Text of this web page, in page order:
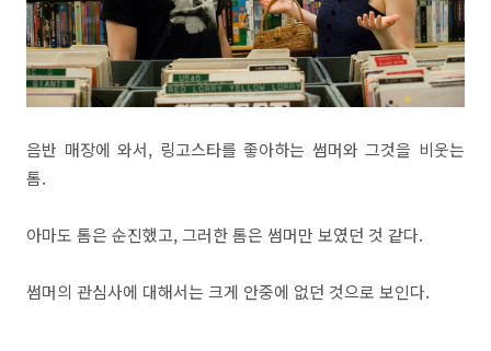
음반 매장에 와서, 링고스타를 좋아하는 썸머와 그것을 비웃는
톰.
아마도 톰은 순진했고, 그러한 톰은 썸머만 보였던 것 같다.
썸머의 관심사에 대해서는 크게 안중에 없던 것으로 보인다.